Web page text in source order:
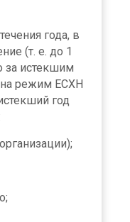
года, в
(т. е. до 1
за истекшим
на режим ЕСХН
год